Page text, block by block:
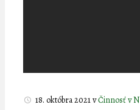
18. októbra 2021vČinnosť v